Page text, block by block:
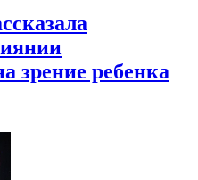
зрение ребенка